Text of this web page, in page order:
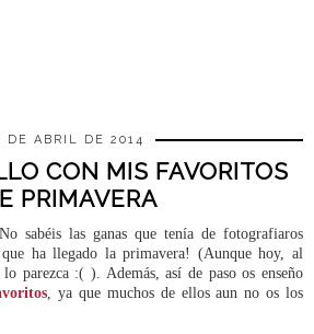
DE ABRIL DE 2014
CON MIS FAVORITOS
PRIMAVERA
sabéis las ganas que tenía de fotografiaros
ha llegado la primavera! (Aunque hoy, al
parezca :( ). Además, así de paso os enseño
, ya que muchos de ellos aun no os los